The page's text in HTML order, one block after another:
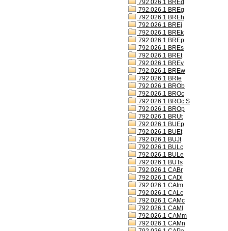
792.026.1 BREd
792.026.1 BREg
792.026.1 BREh
792.026.1 BREj
792.026.1 BREk
792.026.1 BREp
792.026.1 BREs
792.026.1 BREt
792.026.1 BREv
792.026.1 BREw
792.026.1 BRIe
792.026.1 BROb
792.026.1 BROc
792.026.1 BROc S
792.026.1 BROp
792.026.1 BRUt
792.026.1 BUEp
792.026.1 BUEt
792.026.1 BUJt
792.026.1 BULc
792.026.1 BULe
792.026.1 BUTs
792.026.1 CABr
792.026.1 CADl
792.026.1 CAIm
792.026.1 CALc
792.026.1 CAMc
792.026.1 CAMl
792.026.1 CAMm
792.026.1 CAMn